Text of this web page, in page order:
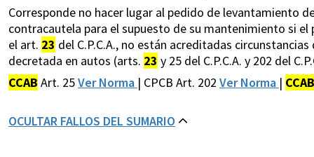
Corresponde no hacer lugar al pedido de levantamiento
contracautela para el supuesto de su mantenimiento si
el art. 23 del C.P.C.A., no están acreditadas
decretada en autos (arts. 23 y 25 del C.P.C.A. y 202 del
CCAB Art. 25Ver Norma | CPCB Art. 202 Ver Norma | CCAB
OCULTAR FALLOS DEL SUMARIO